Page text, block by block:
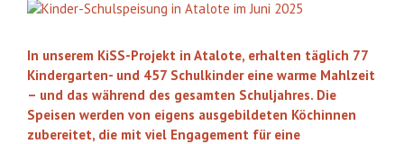
Über uns
Spenden
Spendenkorb
Zeige
Bild
In unserem KiSS-Projekt in Atalote, erhalten täglich 77
Kindergarten- und 457 Schulkindereine warme Mahlzeit
– und das während des gesamten Schuljahres. Die
Speisen werden von eigens ausgebildeten Köchinnen
zubereitet, die mit viel Engagement für eine